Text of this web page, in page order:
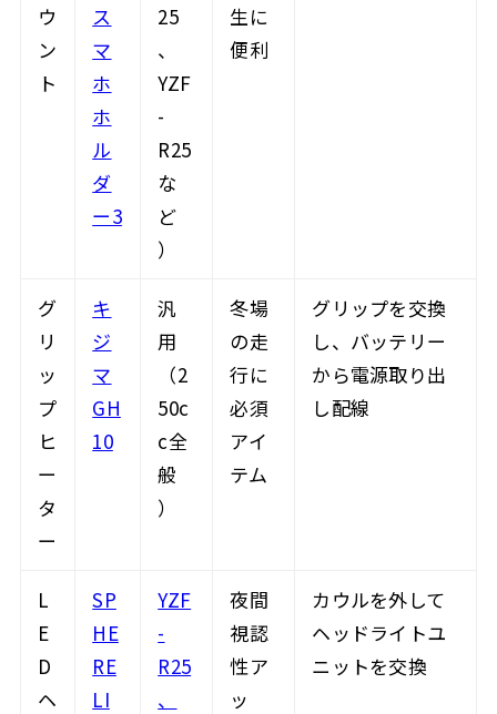
ウ
ン
ト
ス
マ
ホ
ホ
ル
ダ
ー3
25
、
YZF
-
R25
な
ど
）
生に
便利
グ
リ
ッ
プ
ヒ
ー
タ
ー
キ
ジ
マ
GH
10
汎
用
（2
50c
c全
般
）
冬場
の走
行に
必須
アイ
テム
グリップを交換
し、バッテリー
から電源取り出
し配線
L
E
D
ヘ
SP
HE
RE
LI
YZF
-
R25
、
夜間
視認
性ア
ッ
カウルを外して
ヘッドライトユ
ニットを交換